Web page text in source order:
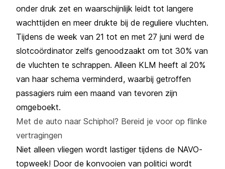
onder druk zet en waarschijnlijk leidt tot langere
wachttijden en meer drukte bij de reguliere vluchten.
Tijdens de week van 21 tot en met 27 juni werd de
slotcoördinator zelfs genoodzaakt om tot 30% van
de vluchten te schrappen. Alleen KLM heeft al 20%
van haar schema verminderd, waarbij getroffen
passagiers ruim een maand van tevoren zijn
omgeboekt.
Met de auto naar Schiphol? Bereid je voor op flinke
vertragingen
Niet alleen vliegen wordt lastiger tijdens de NAVO-
topweek! Door de konvooien van politici wordt